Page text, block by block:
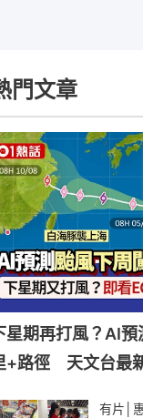
門文章
星期再打風？AI
+路徑 天文台最
有片│